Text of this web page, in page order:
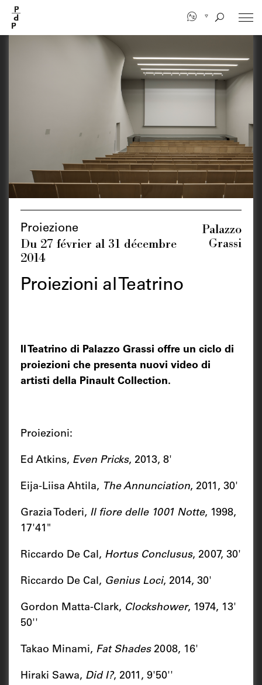
contenuto
principale
Proiezione
Du 27 février al 31 décembre
2014
Palazzo
Grassi
Proiezioni al Teatrino
Il Teatrino di Palazzo Grassi offre un ciclo di
proiezioni che presenta nuovi video di
artisti della Pinault Collection.
Proiezioni:
Ed Atkins, Even Pricks, 2013, 8'
Eija-Liisa Ahtila, The Annunciation, 2011, 30'
Grazia Toderi, Il fiore delle 1001 Notte, 1998,
17'41"
Riccardo De Cal, Hortus Conclusus, 2007, 30'
Riccardo De Cal, Genius Loci, 2014, 30'
Gordon Matta-Clark, Clockshower, 1974, 13'
50''
Takao Minami, Fat Shades2008, 16'
Hiraki Sawa, Did I?, 2011, 9'50''